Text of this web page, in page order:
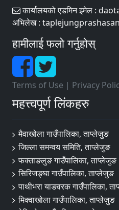
कार्यालयको एडमिन इमेल :
अभिलेख :
हामीलाई फलो गर्नुहोस्
Terms of Use | Privacy
महत्त्वपूर्ण लिंकहरु
मैवाखोला गाउँपालिका, ताप्लेजुङ
जिल्ला समन्वय समिति, ताप्लेजुङ
फक्ताङलुङ गाउँपालिका, ताप्लेजुङ
सिरिजङ्घा गाउँपालिका, ताप्लेजुङ
पाथीभरा याङवरक गाउँपालिका,
मिक्वाखोला गाउँपालिका, ताप्लेजुङ